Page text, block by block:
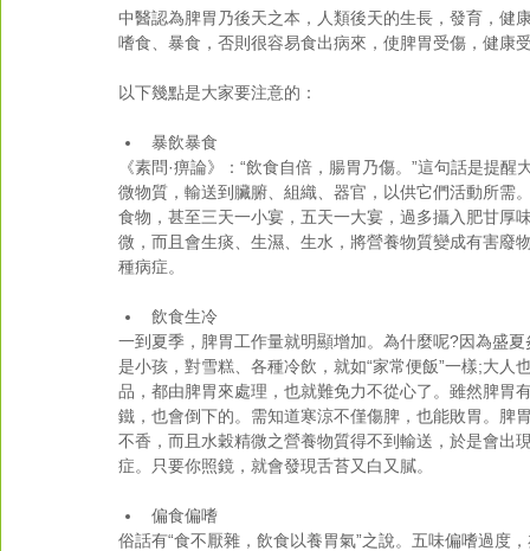
中醫認為脾胃乃後天之本，人類後天的生長，發育，健
嗜食、暴食，否則很容易食出病來，使脾胃受傷，健康受
以下幾點是大家要注意的：
暴飲暴食
《素問·痹論》：“飲食自倍，腸胃乃傷。”這句話是提
微物質，輸送到臟腑、組織、器官，以供它們活動所需
食物，甚至三天一小宴，五天一大宴，過多攝入肥甘厚
微，而且會生痰、生濕、生水，將營養物質變成有害廢
種病症。
飲食生冷
一到夏季，脾胃工作量就明顯增加。為什麼呢?因為盛
是小孩，對雪糕、各種冷飲，就如“家常便飯”一樣;大人
品，都由脾胃來處理，也就難免力不從心了。雖然脾胃
鐵，也會倒下的。需知道寒涼不僅傷脾，也能敗胃。脾
不香，而且水穀精微之營養物質得不到輸送，於是會出
症。只要你照鏡，就會發現舌苔又白又膩。
偏食偏嗜
俗話有“食不厭雜，飲食以養胃氣”之說。五味偏嗜過度